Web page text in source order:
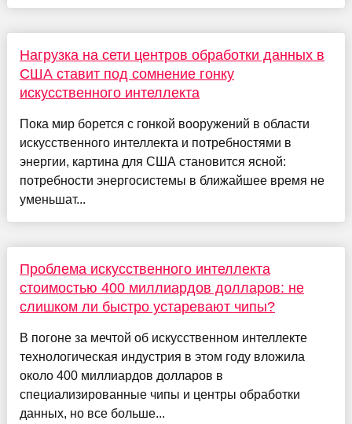
Нагрузка на сети центров обработки данных в
США ставит под сомнение гонку
искусственного интеллекта
Пока мир борется с гонкой вооружений в области
искусственного интеллекта и потребностями в
энергии, картина для США становится ясной:
потребности энергосистемы в ближайшее время не
уменьшат...
Проблема искусственного интеллекта
стоимостью 400 миллиардов долларов: не
слишком ли быстро устаревают чипы?
В погоне за мечтой об искусственном интеллекте
технологическая индустрия в этом году вложила
около 400 миллиардов долларов в
специализированные чипы и центры обработки
данных, но все больше...